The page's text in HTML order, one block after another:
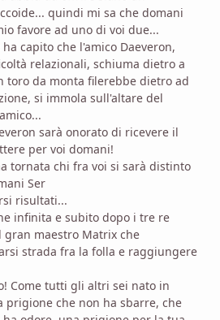
quindi mi sa che domani
favore ad uno di voi due...
capito che l'amico Daeveron,
relazionali, schiuma dietro a
toro da monta filerebbe dietro ad
si immola sull'altare del
sarà onorato di ricevere il
per voi domani!
tornata chi fra voi si sarà distinto
Ser
risultati...
infinita e subito dopo i tre re
maestro Matrix che
strada fra la folla e raggiungere
Come tutti gli altri sei nato in
prigione che non ha sbarre, che